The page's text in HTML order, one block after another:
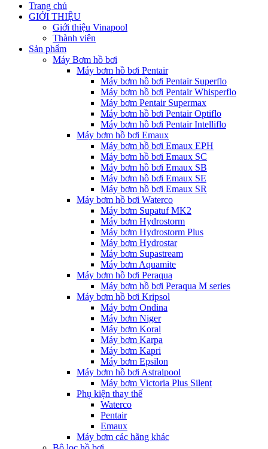
Trang chủ
GIỚI THIỆU
Giới thiệu Vinapool
Thành viên
Sản phẩm
Máy Bơm hồ bơi
Máy bơm hồ bơi Pentair
Máy bơm hồ bơi Pentair Superflo
Máy bơm hồ bơi Pentair Whisperflo
Máy bơm Pentair Supermax
Máy bơm hồ bơi Pentair Optiflo
Máy bơm hồ bơi Pentair Intelliflo
Máy bơm hồ bơi Emaux
Máy bơm hồ bơi Emaux EPH
Máy bơm hồ bơi Emaux SC
Máy bơm hồ bơi Emaux SB
Máy bơm hồ bơi Emaux SE
Máy bơm hồ bơi Emaux SR
Máy bơm hồ bơi Waterco
Máy bơm Supatuf MK2
Máy bơm Hydrostorm
Máy bơm Hydrostorm Plus
Máy bơm Hydrostar
Máy bơm Supastream
Máy bơm Aquamite
Máy bơm hồ bơi Peraqua
Máy bơm hồ bơi Peraqua M series
Máy bơm hồ bơi Kripsol
Máy bơm Ondina
Máy bơm Niger
Máy bơm Koral
Máy bơm Karpa
Máy bơm Kapri
Máy bơm Epsilon
Máy bơm hồ bơi Astralpool
Máy bơm Victoria Plus Silent
Phụ kiện thay thế
Waterco
Pentair
Emaux
Máy bơm các hãng khác